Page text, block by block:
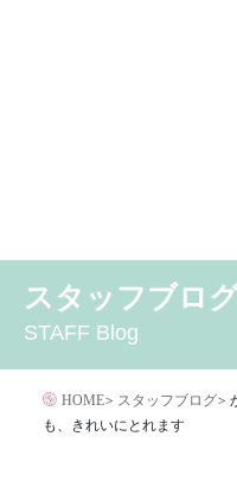
キ
その他の治療
たるみ
アレルギー・アトピ
クリニック
2026年5月
2026年2月
スタッフブロ
STAFF Blog
HOME> スタッフブログ>
も、きれいにとれます